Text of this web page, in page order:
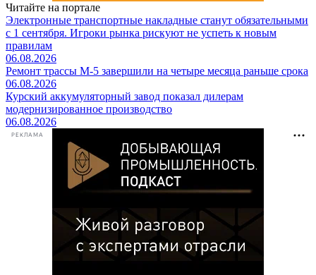
Читайте на портале
Электронные транспортные накладные станут обязательными
с 1 сентября. Игроки рынка рискуют не успеть к новым
правилам
06.08.2026
Ремонт трассы М-5 завершили на четыре месяца раньше срока
06.08.2026
Курский аккумуляторный завод показал дилерам
модернизированное производство
06.08.2026
РЕКЛАМА